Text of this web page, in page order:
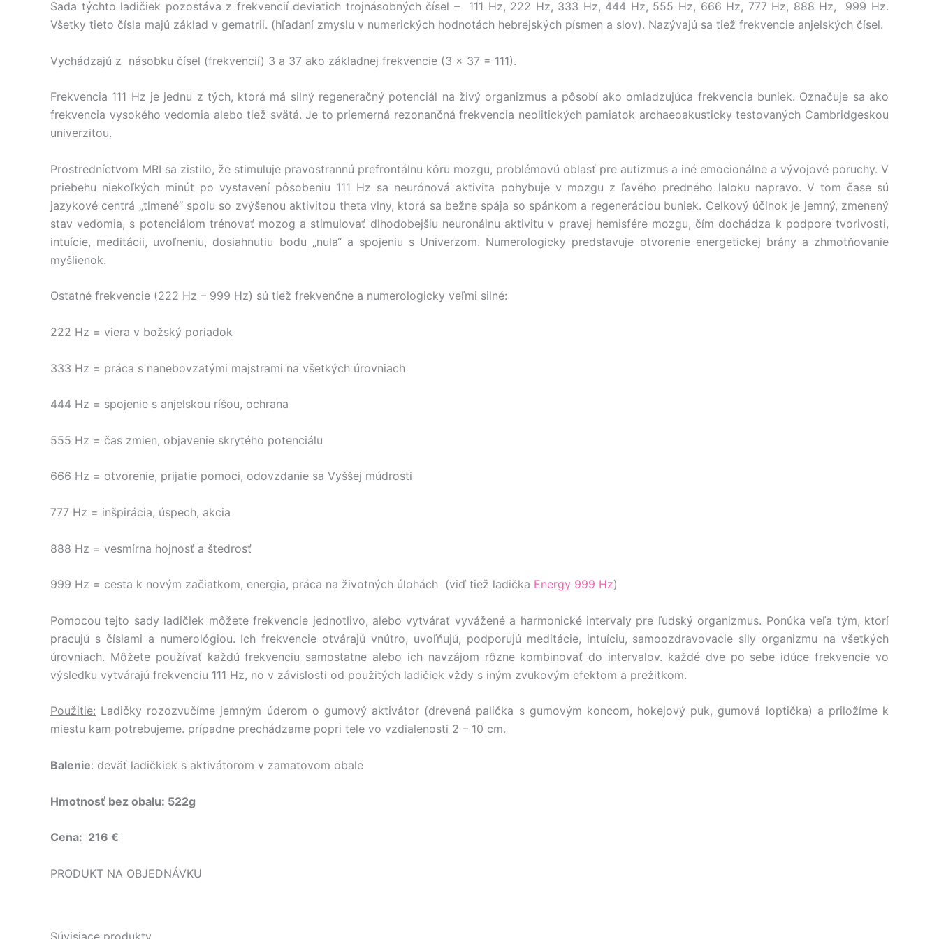
Sada týchto ladičiek pozostáva z frekvencií deviatich trojnásobných čísel – 111 Hz, 222 Hz, 333 Hz, 444 Hz, 555 Hz, 666 Hz, 777 Hz, 888 Hz, 999 Hz.
Všetky tieto čísla majú základ v gematrii. (hľadaní zmyslu v numerických hodnotách hebrejských písmen a slov). Nazývajú sa tiež frekvencie anjelských čísel.
Vychádzajú z násobku čísel (frekvencií) 3 a 37 ako základnej frekvencie (3 x 37 = 111).
Frekvencia 111 Hz je jednu z tých, ktorá má silný regeneračný potenciál na živý organizmus a pôsobí ako omladzujúca frekvencia buniek. Označuje sa ako
frekvencia vysokého vedomia alebo tiež svätá. Je to priemerná rezonančná frekvencia neolitických pamiatok archaeoakusticky testovaných Cambridgeskou
univerzitou.
Prostredníctvom MRI sa zistilo, že stimuluje pravostrannú prefrontálnu kôru mozgu, problémovú oblasť pre autizmus a iné emocionálne a vývojové poruchy. V
priebehu niekoľkých minút po vystavení pôsobeniu 111 Hz sa neurónová aktivita pohybuje v mozgu z ľavého predného laloku napravo. V tom čase sú
jazykové centrá „tlmené“ spolu so zvýšenou aktivitou theta vlny, ktorá sa bežne spája so spánkom a regeneráciou buniek. Celkový účinok je jemný, zmenený
stav vedomia, s potenciálom trénovať mozog a stimulovať dlhodobejšiu neuronálnu aktivitu v pravej hemisfére mozgu, čím dochádza k podpore tvorivosti,
intuície, meditácii, uvoľneniu, dosiahnutiu bodu „nula“ a spojeniu s Univerzom. Numerologicky predstavuje otvorenie energetickej brány a zhmotňovanie
myšlienok.
Ostatné frekvencie (222 Hz – 999 Hz) sú tiež frekvenčne a numerologicky veľmi silné:
222 Hz = viera v božský poriadok
333 Hz = práca s nanebovzatými majstrami na všetkých úrovniach
444 Hz = spojenie s anjelskou ríšou, ochrana
555 Hz = čas zmien, objavenie skrytého potenciálu
666 Hz = otvorenie, prijatie pomoci, odovzdanie sa Vyššej múdrosti
777 Hz = inšpirácia, úspech, akcia
888 Hz = vesmírna hojnosť a štedrosť
999 Hz = cesta k novým začiatkom, energia, práca na životných úlohách (viď tiež ladička Energy 999 Hz)
Pomocou tejto sady ladičiek môžete frekvencie jednotlivo, alebo vytvárať vyvážené a harmonické intervaly pre ľudský organizmus. Ponúka veľa tým, ktorí
pracujú s číslami a numerológiou. Ich frekvencie otvárajú vnútro, uvoľňujú, podporujú meditácie, intuíciu, samoozdravovacie sily organizmu na všetkých
úrovniach. Môžete používať každú frekvenciu samostatne alebo ich navzájom rôzne kombinovať do intervalov. každé dve po sebe idúce frekvencie vo
výsledku vytvárajú frekvenciu 111 Hz, no v závislosti od použitých ladičiek vždy s iným zvukovým efektom a prežitkom.
Použitie: Ladičky rozozvučíme jemným úderom o gumový aktivátor (drevená palička s gumovým koncom, hokejový puk, gumová loptička) a priložíme k
miestu kam potrebujeme. prípadne prechádzame popri tele vo vzdialenosti 2 – 10 cm.
Balenie: deväť ladičkiek s aktivátorom v zamatovom obale
Hmotnosť bez obalu: 522g
Cena: 216 €
PRODUKT NA OBJEDNÁVKU
Súvisiace produkty